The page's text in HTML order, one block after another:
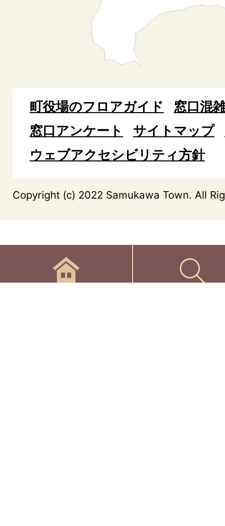
町役場のフロアガイド
窓口混
窓口アンケート
サイトマップ
ウェブアクセシビリティ方針
Copyright (c) 2022 Samukawa Town. All